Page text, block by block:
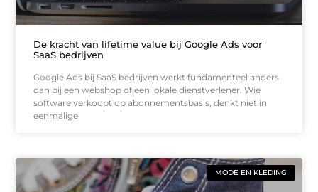
De kracht van lifetime value bij Google Ads voor
SaaS bedrijven
Google Ads bij SaaS bedrijven werkt fundamenteel anders
dan bij een webshop of een lokale dienstverlener. Wie
software verkoopt op abonnementsbasis, denkt niet in
eenmalige
MODE EN KLEDING